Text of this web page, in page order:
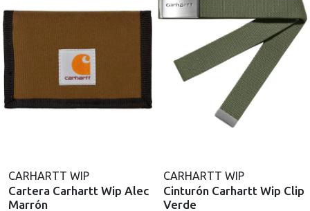
CARHARTT WIP
Cartera Carhartt Wip Alec
Marrón
CARHARTT WIP
Cinturón Carhartt Wip Clip
Verde